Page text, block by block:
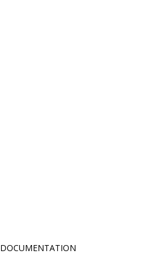
DOCUMENTATION